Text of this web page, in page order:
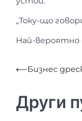
„Току-що
Най-вероятно
Навигация
⟵Бизнес
Други